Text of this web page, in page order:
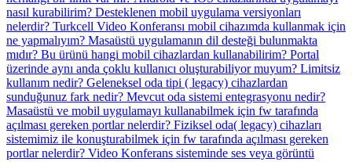
nasıl kurabilirim? Desteklenen mobil uygulama versiyonları
nelerdir? Turkcell Video Konferansı mobil cihazımda kullanmak için
ne yapmalıyım? Masaüstü uygulamanın dil desteği bulunmakta
mıdır? Bu ürünü hangi mobil cihazlardan kullanabilirim? Portal
üzerinde aynı anda çoklu kullanıcı oluşturabiliyor muyum? Limitsiz
kullanım nedir? Geleneksel oda tipi ( legacy) cihazlardan
sunduğunuz fark nedir? Mevcut oda sistemi entegrasyonu nedir?
Masaüstü ve mobil uygulamayı kullanabilmek için fw tarafında
açılması gereken portlar nelerdir? Fiziksel oda( legacy) cihazları
sistemimiz ile konuşturabilmek için fw tarafında açılması gereken
portlar nelerdir? Video Konferans sisteminde ses veya görüntü